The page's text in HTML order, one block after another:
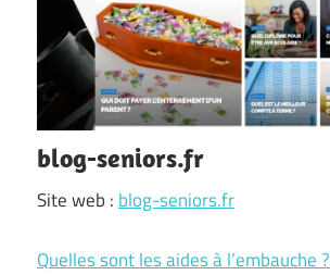
blog-seniors.fr
Site web : blog-seniors.fr
Quelles sont les aides à l’embauche ?